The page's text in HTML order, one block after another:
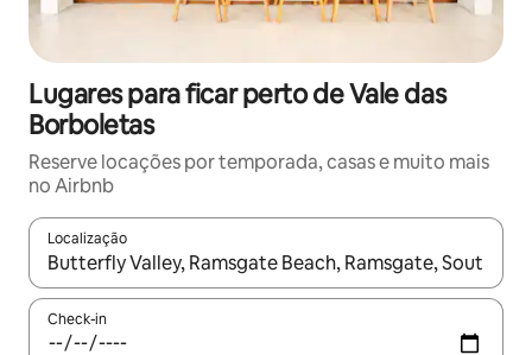
Lugares para ficar perto de Vale das
Borboletas
Reserve locações por temporada, casas e muito mais
no Airbnb
Localização
Quando os resultados estiverem disponíveis, explore-os
Check-in